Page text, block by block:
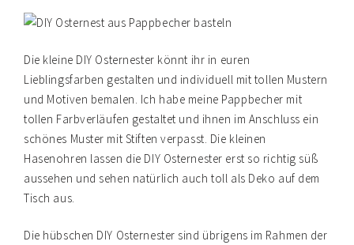
Die kleine DIY Osternester könnt ihr in euren
Lieblingsfarben gestalten und individuell mit tollen Mustern
und Motiven bemalen. Ich habe meine Pappbecher mit
tollen Farbverläufen gestaltet und ihnen im Anschluss ein
schönes Muster mit Stiften verpasst. Die kleinen
Hasenohren lassen die DIY Osternester erst so richtig süß
aussehen und sehen natürlich auch toll als Deko auf dem
Tisch aus.
Die hübschen DIY Osternester sind übrigens im Rahmen der